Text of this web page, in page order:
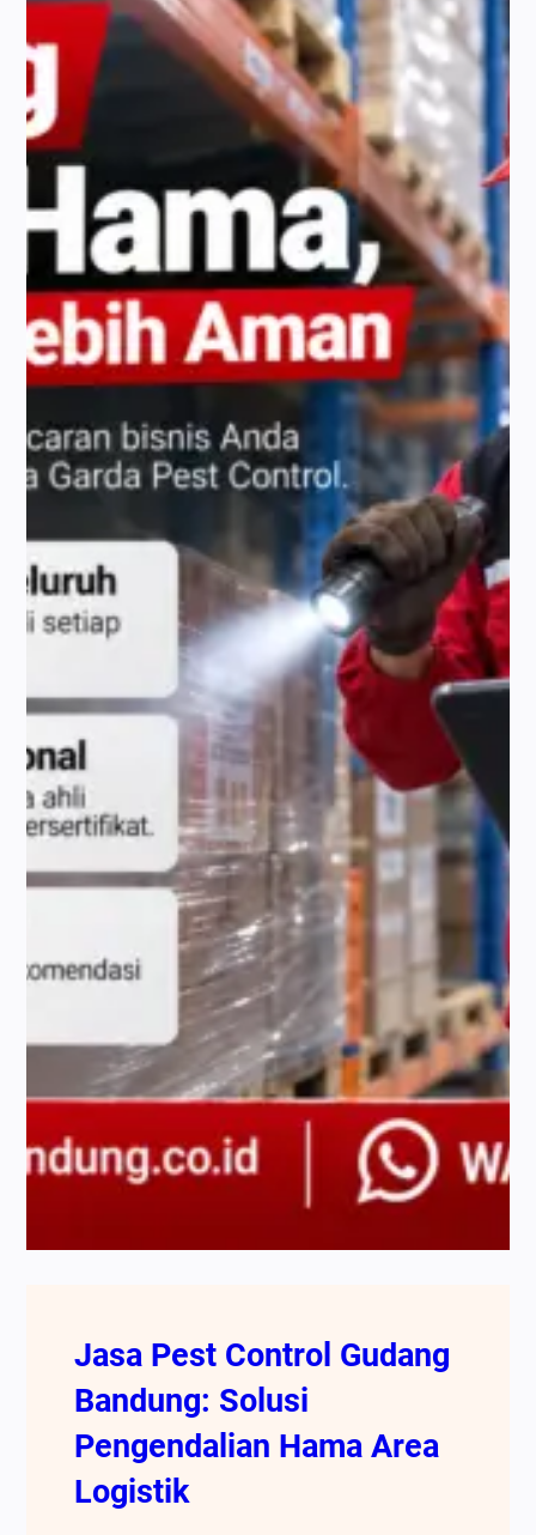
Jasa Pest Control Gudang
Bandung: Solusi
Pengendalian Hama Area
Logistik